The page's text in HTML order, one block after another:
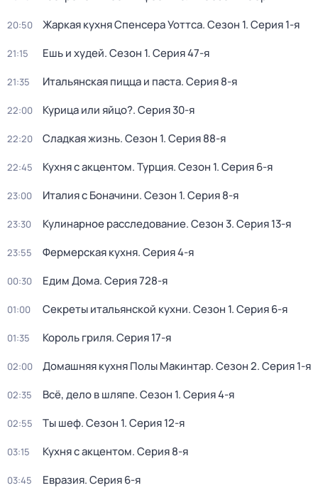
20:50 Жаркая кухня Спенсера Уоттса. Сезон 1. Серия 1-я
21:15 Ешь и худей. Сезон 1. Серия 47-я
21:35 Итальянская пицца и паста. Серия 8-я
22:00 Курица или яйцо?. Серия 30-я
22:20 Сладкая жизнь. Сезон 1. Серия 88-я
22:45 Кухня с акцентом. Турция. Сезон 1. Серия 6-я
23:00 Италия с Боначини. Сезон 1. Серия 8-я
23:30 Кулинарное расследование. Сезон 3. Серия 13-я
23:55 Фермерская кухня. Серия 4-я
00:30 Едим Дома. Серия 728-я
01:00 Секреты итальянской кухни. Сезон 1. Серия 6-я
01:35 Король гриля. Серия 17-я
02:00 Домашняя кухня Полы Макинтар. Сезон 2. Серия 1-я
02:35 Всё, дело в шляпе. Сезон 1. Серия 4-я
02:55 Ты шеф. Сезон 1. Серия 12-я
03:15 Кухня с акцентом. Серия 8-я
03:45 Евразия. Серия 6-я